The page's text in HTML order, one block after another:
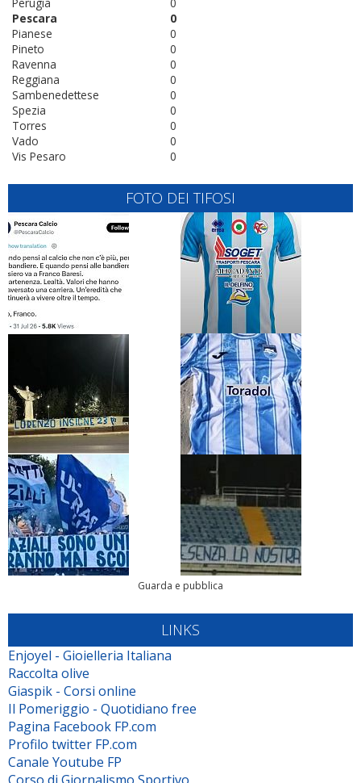
0
Pescara
0
Pianese
0
Pineto
0
Ravenna
0
Reggiana
0
Sambenedettese
0
Spezia
0
Torres
0
Vado
0
Vis Pesaro
FOTO DEI TIFOSI
Guarda e pubblica
LINKS
Enjoyel - Gioielleria Italiana
Raccolta olive
Giaspik - Corsi online
Il Pomeriggio - Quotidiano free
Pagina Facebook FP.com
Profilo twitter FP.com
Canale Youtube FP